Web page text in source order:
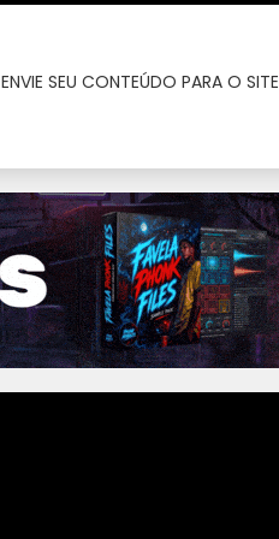
ENVIE SEU CONTEÚDO PARA O SITE